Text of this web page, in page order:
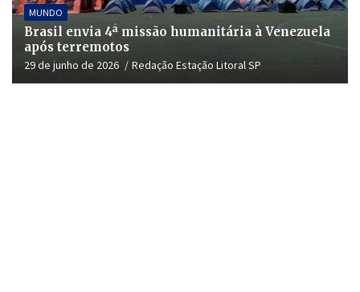
MUNDO
Brasil envia 4ª missão humanitária à Venezuela
após terremotos
29 de junho de 2026 Redação Estação Litoral SP